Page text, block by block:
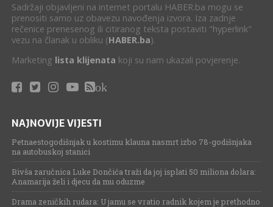
Sadržaji objavljeni na internet portalu HABER.ba mogu se
prenositi samo uz obavezu navođenja izvora. Iza zadnje
rečenice prenesenog ili citiranog teksta postaviti "hyperlink"
vezu na članak u obliku (HABER.ba).
Marketing lista klijenata koji su nam ukazali povjerenje.
ok
NAJNOVIJE VIJESTI
Petnaestogodišnjak u kostimu klauna nasmrt izbo 78-godišnjaka
na autobuskoj stanici
Bivša zaručnica Luke Dončića traži da joj isplati 50 miliona dolara:
Anamarija želi i djecu da mu oduzme
Drama zeničkih rudara: U jamu se vratio radnik kojem je prethodno